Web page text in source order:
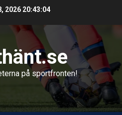
2026 20:43:04
på sportfronten!